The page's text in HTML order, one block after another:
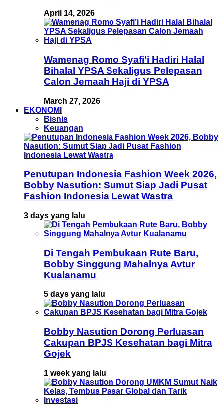
April 14, 2026
Wamenag Romo Syafi’i Hadiri Halal
Bihalal YPSA Sekaligus Pelepasan
Calon Jemaah Haji di YPSA
March 27, 2026
EKONOMI
Bisnis
Keuangan
Penutupan Indonesia Fashion Week 2026,
Bobby Nasution: Sumut Siap Jadi Pusat
Fashion Indonesia Lewat Wastra
3 days yang lalu
Di Tengah Pembukaan Rute Baru,
Bobby Singgung Mahalnya Avtur
Kualanamu
5 days yang lalu
Bobby Nasution Dorong Perluasan
Cakupan BPJS Kesehatan bagi Mitra
Gojek
1 week yang lalu